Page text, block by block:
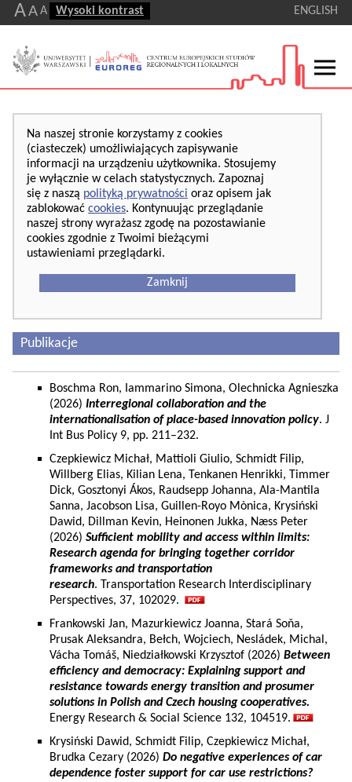
AA A Wysoki kontrast ENGLISH
Na naszej stronie korzystamy z cookies
(ciasteczek) umożliwiających zapisywanie
informacji na urządzeniu użytkownika. Stosujemy
je wyłącznie w celach statystycznych. Zapoznaj
się z naszą polityką prywatności oraz opisem jak
zablokować cookies. Kontynuując przeglądanie
naszej strony wyrażasz zgodę na pozostawianie
cookies zgodnie z Twoimi bieżącymi
ustawieniami przeglądarki.
Zamknij
Publikacje
Boschma Ron, Iammarino Simona, Olechnicka Agnieszka
(2026) Interregional collaboration and the
internationalisation of place-based innovation policy. J
Int Bus Policy 9, pp. 211–232.
Czepkiewicz Michał, Mattioli Giulio, Schmidt Filip,
Willberg Elias, Kilian Lena, Tenkanen Henrikki, Timmer
Dick, Gosztonyi Ákos, Raudsepp Johanna, Ala-Mantila
Sanna, Jacobson Lisa, Guillen-Royo Mònica, Krysiński
Dawid, Dillman Kevin, Heinonen Jukka, Næss Peter
(2026) Sufficient mobility and access within limits:
Research agenda for bringing together corridor
frameworks and transportation
research. Transportation Research Interdisciplinary
Perspectives, 37, 102029.
Frankowski Jan, Mazurkiewicz Joanna, Stará Soňa,
Prusak Aleksandra, Bełch, Wojciech, Nesládek, Michal,
Vácha Tomáš, Niedziałkowski Krzysztof (2026) Between
efficiency and democracy: Explaining support and
resistance towards energy transition and prosumer
solutions in Polish and Czech housing cooperatives.
Energy Research & Social Science 132, 104519.
Krysiński Dawid, Schmidt Filip, Czepkiewicz Michał,
Brudka Cezary (2026) Do negative experiences of car
dependence foster support for car use restrictions?